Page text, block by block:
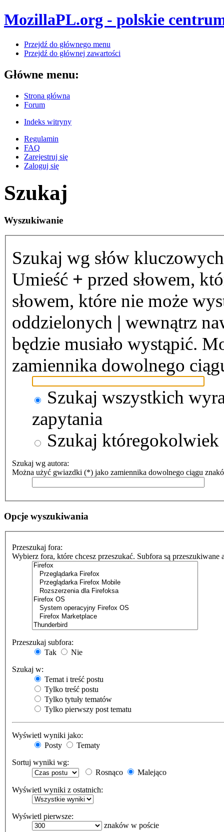
MozillaPL.org - polskie
Przejdź do głównego menu
Przejdź do głównej zawartości
Główne menu:
Strona główna
Forum
Indeks witryny
Regulamin
FAQ
Zarejestruj się
Zaloguj się
Szukaj
Wyszukiwanie
Szukaj wg słów
Umieść + przed słowem,
słowem, które nie może
oddzielonych | wewnątrz
będzie musiało wystąpić.
zamiennika dowolnego
Szukaj wszystkich
zapytania
Szukaj któregokolwiek
Szukaj wg autora:
Można użyć gwiazdki (*) jako zamiennika dowolnego ciągu
Opcje wyszukiwania
Przeszukaj fora:
Wybierz fora, które chcesz przeszukać. Subfora są
Przeszukaj subfora:
Tak
Nie
Szukaj w:
Temat i treść postu
Tylko treść postu
Tylko tytuły tematów
Tylko pierwszy post tematu
Wyświetl wyniki jako:
Posty
Tematy
Sortuj wyniki wg:
Rosnąco
Malejąco
Wyświetl wyniki z ostatnich:
Wyświetl pierwsze:
znaków w poście